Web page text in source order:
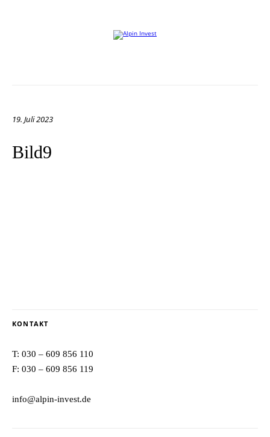
19. Juli 2023
Bild9
KONTAKT
T: 030 – 609 856 110
F: 030 – 609 856 119
info@alpin-invest.de